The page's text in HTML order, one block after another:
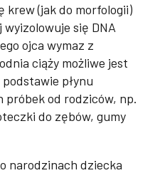
krew (jak do morfologii)
się DNA
ojca wymaz z
ciąży możliwe jest
płynu
próbek od rodziców, np.
do zębów, gumy
narodzinach dziecka